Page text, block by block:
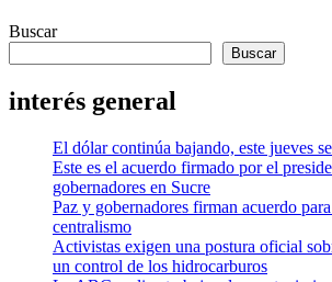
Buscar
Buscar
interés general
El dólar continúa bajando, este jueves
Este es el acuerdo firmado por el
gobernadores en Sucre
Paz y gobernadores firman acuerdo
centralismo
Activistas exigen una postura oficial
un control de los hidrocarburos